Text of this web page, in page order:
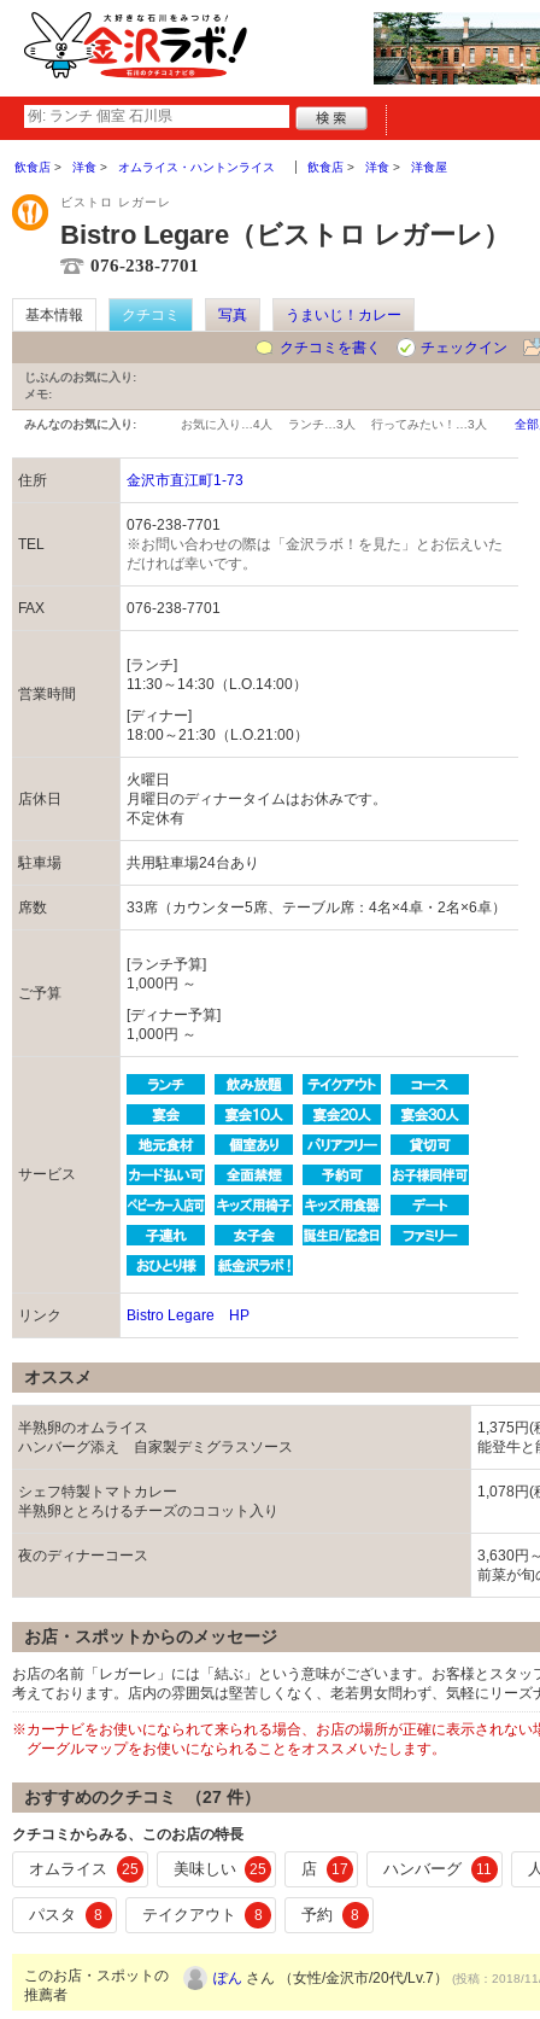
飲食店 洋食 オムライス・ハントンライス 飲食店 洋食 洋食屋
ビストロ レガーレ
Bistro Legare（ビストロ レガーレ）
076-238-7701
基本情報 クチコミ 写真
うまいじ！カレー
クチコミを書く
チェックイン
じぶんのお気に入り:
メモ:
みんなのお気に入り: お気に入り… 4人 ランチ… 3人 行ってみたい！… 3人 全
住所 金沢市直江町1-73
TEL
076-238-7701
※お問い合わせの際は「金沢ラボ！を見た」とお伝えいた
だければ幸いです。
FAX 076-238-7701
営業時間
[ランチ]
11:30～14:30（L.O.14:00）
[ディナー]
18:00～21:30（L.O.21:00）
店休日
火曜日
月曜日のディナータイムはお休みです。
不定休有
駐車場 共用駐車場24台あり
席数 33席（カウンター5席、テーブル席：4名×4卓・2名×6卓）
ご予算
[ランチ予算]
1,000円 ～
[ディナー予算]
1,000円 ～
サービス
リンク Bistro Legare HP
オススメ
半熟卵のオムライス
ハンバーグ添え 自家製デミグラスソース
1,375円(
能登牛と
シェフ特製トマトカレー
半熟卵ととろけるチーズのココット入り
1,078円(
夜のディナーコース
3,630円
前菜が旬
お店・スポットからのメッセージ
お店の名前「レガーレ」には「結ぶ」という意味がございます。お客様とスタ
考えております。店内の雰囲気は堅苦しくなく、老若男女問わず、気軽にリー
※カーナビをお使いになられて来られる場合、お店の場所が正確に表示されない
グーグルマップをお使いになられることをオススメいたします。
おすすめのクチコミ （27 件）
クチコミからみる、このお店の特長
オムライス 25 美味しい 25 店 17 ハンバーグ 11
パスタ 8 テイクアウト 8 予約 8
このお店・スポットの
推薦者
ぽん さん （女性/金沢市/20代/Lv.7） (投稿：2018/